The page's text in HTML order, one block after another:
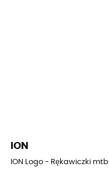
ION
ION Logo - Rękawiczki mtb